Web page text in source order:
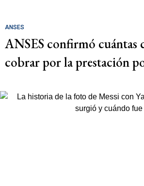
ANSES
ANSES confirmó cuántas
cobrar por la prestación